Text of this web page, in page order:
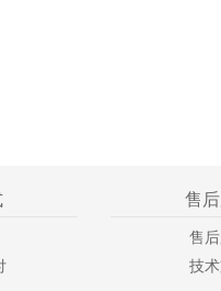
售
售
技